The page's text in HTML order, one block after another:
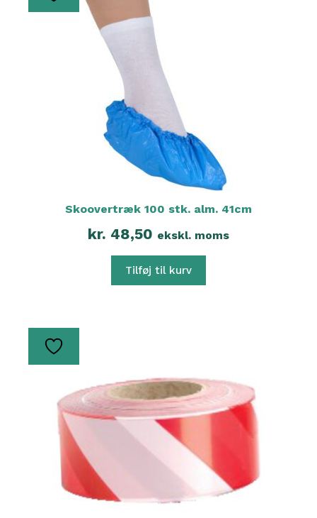
Skoovertræk 100 stk. alm. 41cm
kr. 48,50 ekskl. moms
Tilføj til kurv